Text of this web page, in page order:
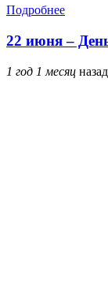
Подробнее
22 июня –
1 год 1 месяц назад